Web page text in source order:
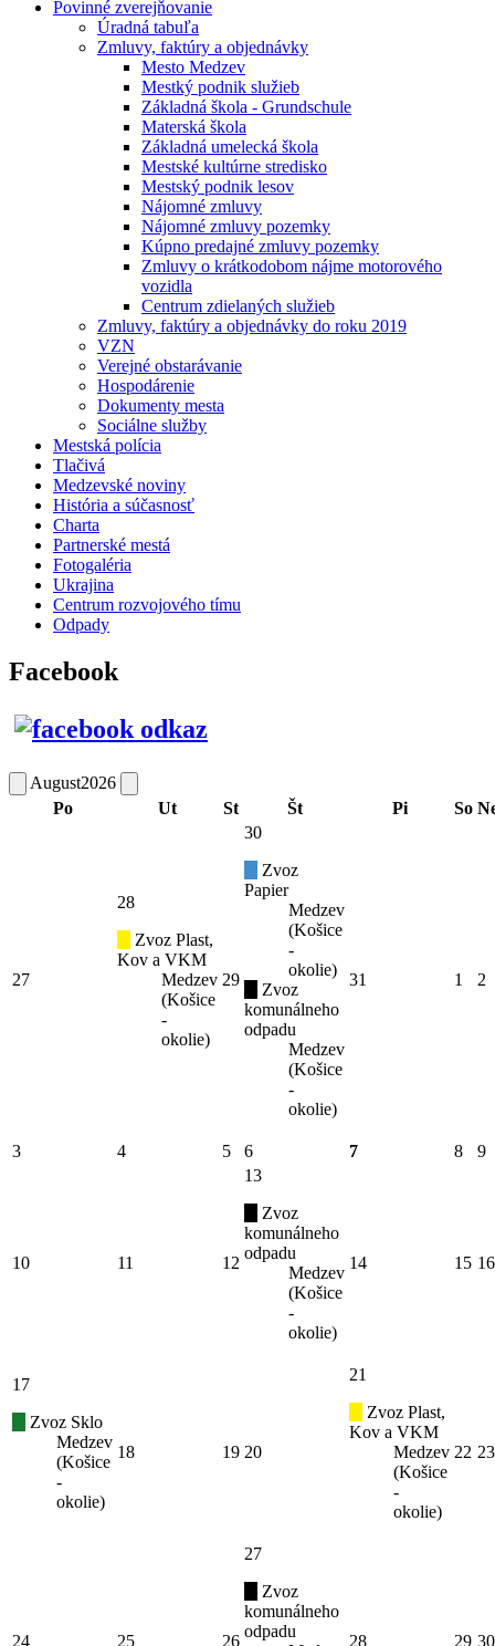
Povinné zverejňovanie
Úradná tabuľa
Zmluvy, faktúry a objednávky
Mesto Medzev
Mestký podnik služieb
Základná škola - Grundschule
Materská škola
Základná umelecká škola
Mestské kultúrne stredisko
Mestský podnik lesov
Nájomné zmluvy
Nájomné zmluvy pozemky
Kúpno predajné zmluvy pozemky
Zmluvy o krátkodobom nájme motorového
vozidla
Centrum zdielaných služieb
Zmluvy, faktúry a objednávky do roku 2019
VZN
Verejné obstarávanie
Hospodárenie
Dokumenty mesta
Sociálne služby
Mestská polícia
Tlačivá
Medzevské noviny
História a súčasnosť
Charta
Partnerské mestá
Fotogaléria
Ukrajina
Centrum rozvojového tímu
Odpady
Facebook
August2026
Po
Ut St Št Pi So
27
28
Zvoz Plast,
Kov a VKM
Medzev
(Košice
-
okolie)
29
30
Zvoz
Papier
Medzev
(Košice
-
okolie)
Zvoz
komunálneho
odpadu
Medzev
(Košice
-
okolie)
31 1 2
3 4 5 6 7 8 9
10 11 12
13
Zvoz
komunálneho
odpadu
Medzev
(Košice
-
okolie)
14 15 16
17
Zvoz Sklo
Medzev
(Košice
-
okolie)
18 19 20
21
Zvoz Plast,
Kov a VKM
Medzev
(Košice
-
okolie)
22 23
24 25 26
27
Zvoz
komunálneho
odpadu
28 29 30